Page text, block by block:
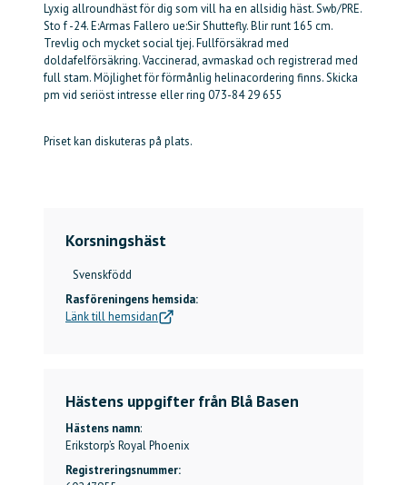
Lyxig allroundhäst för dig som vill ha en allsidig häst. Swb/PRE.
Sto f -24. E:Armas Fallero ue:Sir Shuttefly. Blir runt 165 cm.
Trevlig och mycket social tjej. Fullförsäkrad med
doldafelförsäkring. Vaccinerad, avmaskad och registrerad med
full stam. Möjlighet för förmånlig helinacordering finns. Skicka
pm vid seriöst intresse eller ring 073-84 29 655
Priset kan diskuteras på plats.
Korsningshäst
Svenskfödd
Rasföreningens hemsida:
Länk till hemsidan
Hästens uppgifter från Blå Basen
Hästens namn:
Erikstorp’s Royal Phoenix
Registreringsnummer: